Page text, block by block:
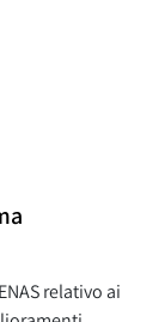
relativo ai